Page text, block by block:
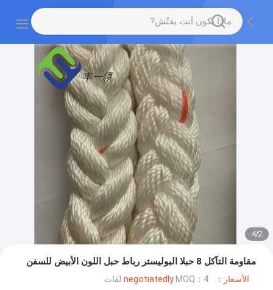
2
/
4
مقاومة التآكل 8 حبلا البوليستر رباط حبل اللون الأبيض للسفن
الأسعار：negotiatedly MOQ：4 لفات